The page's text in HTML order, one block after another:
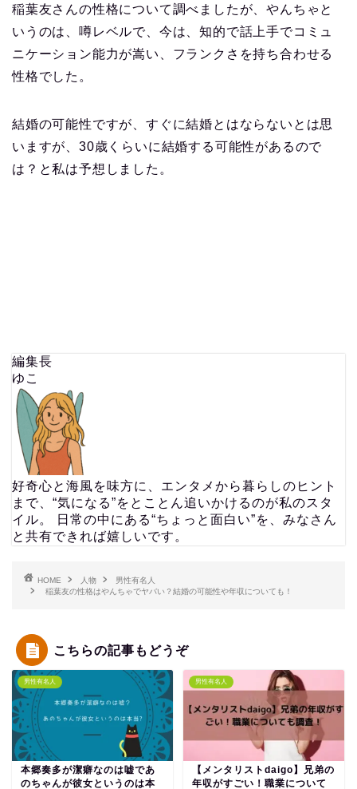
稲葉友さんの性格について調べましたが、やんちゃと
いうのは、噂レベルで、今は、知的で話上手でコミュ
ニケーション能力が嵩い、フランクさを持ち合わせる
性格でした。
結婚の可能性ですが、すぐに結婚とはならないとは思
いますが、30歳くらいに結婚する可能性があるので
は？と私は予想しました。
編集長
ゆこ
好奇心と海風を味方に、エンタメから暮らしのヒント
まで、“気になる”をとことん追いかけるのが私のスタ
イル。 日常の中にある“ちょっと面白い”を、みなさん
と共有できれば嬉しいです。
HOME 人物
男性有名人
稲葉友の性格はやんちゃでヤバい？結婚の可能性や年収についても！
こちらの記事もどうぞ
男性有名人
本郷奏多が潔癖なのは嘘であ
のちゃんが彼女というのは本
男性有名人
【メンタリストdaigo】兄弟の
年収がすごい！職業について